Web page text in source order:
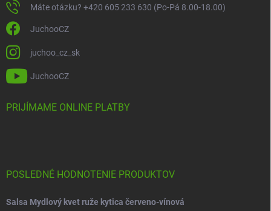
Máte otázku? +420 605 233 630 (Po-Pá 8.00-18.00)
JuchooCZ
juchoo_cz_sk
JuchooCZ
PRIJÍMAME ONLINE PLATBY
POSLEDNÉ HODNOTENIE PRODUKTOV
Salsa Mydlový kvet ruže kytica červeno-vínová